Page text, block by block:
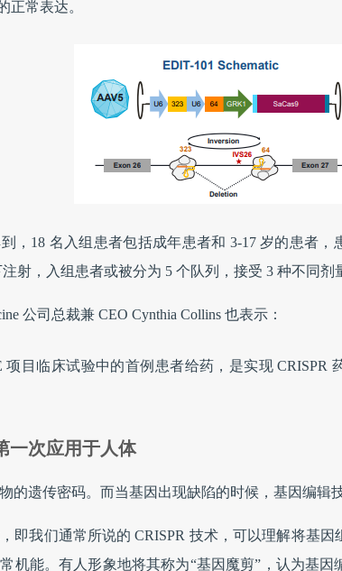
正常表达。
，18 名入组患者包括成年患者和 3-17 岁的患者
射，入组患者或被分为 5 个队列，接受 3 种不同剂
公司总裁兼 CEO Cynthia Collins 也表示：
项目临床试验中的首例患者给药，是实现 CRISPR
一次应用于人体
的遗传密码。而当基因出现缺陷的时候，基因编辑
即我们通常所说的 CRISPR 技术，可以理解将基因
机能。有人形象地将其称为“基因魔剪”，认为基因